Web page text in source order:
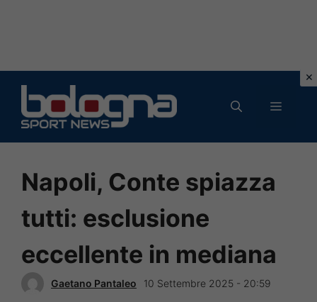
contenuto
MENU
Napoli, Conte spiazza
tutti: esclusione
eccellente in mediana
Gaetano Pantaleo 10 Settembre 2025 - 20:59